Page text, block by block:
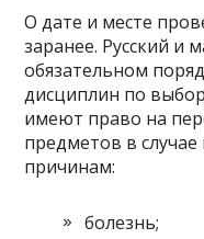
О дате и месте
заранее. Русский и
обязательном
дисциплин по
имеют право на
предметов в
причинам:
болезнь;